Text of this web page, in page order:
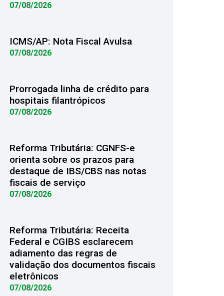
07/08/2026
ICMS/AP: Nota Fiscal Avulsa
07/08/2026
Prorrogada linha de crédito para
hospitais filantrópicos
07/08/2026
Reforma Tributária: CGNFS-e
orienta sobre os prazos para
destaque de IBS/CBS nas notas
fiscais de serviço
07/08/2026
Reforma Tributária: Receita
Federal e CGIBS esclarecem
adiamento das regras de
validação dos documentos fiscais
eletrônicos
07/08/2026